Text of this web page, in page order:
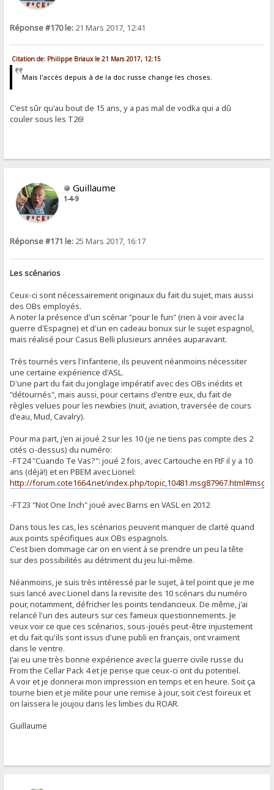
Réponse #170 le: 21 Mars 2017, 12:41
Citation de: Philippe Briaux le 21 Mars 2017, 12:15
Mais l'accès depuis à de la doc russe change les choses.
C'est sûr qu'au bout de 15 ans, y a pas mal de vodka qui a dû
couler sous les T26!
Guillaume
1-4-9
Réponse #171 le: 25 Mars 2017, 16:17
Les scénarios
Ceux-ci sont nécessairement originaux du fait du sujet, mais aussi
des OBs employés.
A noter la présence d'un scénar "pour le fun" (rien à voir avec la
guerre d'Espagne) et d'un en cadeau bonux sur le sujet espagnol,
mais réalisé pour Casus Belli plusieurs années auparavant.
Très tournés vers l'infanterie, ils peuvent néanmoins nécessiter
une certaine expérience d'ASL.
D'une part du fait du jonglage impératif avec des OBs inédits et
"détournés", mais aussi, pour certains d'entre eux, du fait de
règles velues pour les newbies (nuit, aviation, traversée de cours
d'eau, Mud, Cavalry).
Pour ma part, j'en ai joué 2 sur les 10 (je ne tiens pas compte des 2
cités ci-dessus) du numéro:
-FT24 "Cuando Te Vas?": joué 2 fois, avec Cartouche en FtF il y a 10
ans (déjà!) et en PBEM avec Lionel:
http://forum.cote1664.net/index.php/
-FT23 "Not One Inch" joué avec Barns en VASL en 2012
Dans tous les cas, les scénarios peuvent manquer de clarté quand
aux points spécifiques aux OBs espagnols.
C'est bien dommage car on en vient à se prendre un peu la tête
sur des possibilités au détriment du jeu lui-même.
Néanmoins, je suis très intéressé par le sujet, à tel point que je me
suis lancé avec Lionel dans la revisite des 10 scénars du numéro
pour, notamment, défricher les points tendancieux. De même, j'ai
relancé l'un des auteurs sur ces fameux questionnements. Je
veux voir ce que ces scénarios, sous-joués peut-être injustement
et du fait qu'ils sont issus d'une publi en français, ont vraiment
dans le ventre.
J'ai eu une très bonne expérience avec la guerre civile russe du
From the Cellar Pack 4 et je pense que ceux-ci ont du potentiel.
A voir et je donnerai mon impression en temps et en heure. Soit ça
tourne bien et je milite pour une remise à jour, soit c'est foireux et
on laissera le joujou dans les limbes du ROAR.
Guillaume